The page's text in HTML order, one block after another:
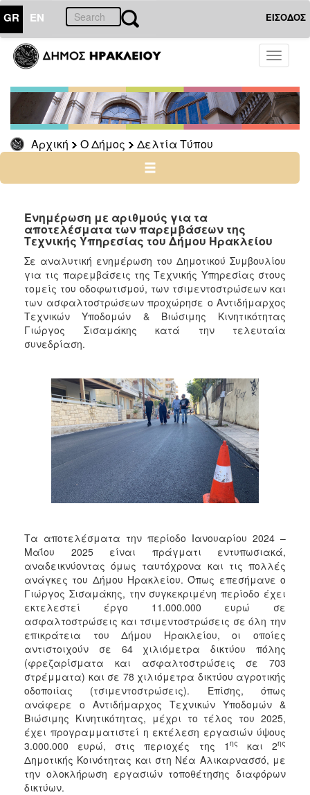
GR EN ΕΙΣΟΔΟΣ
Toggle
Αρχική Ο Δήμος Δελτία Τύπου
ΔΗΜΟΣ
Δελτία
Τύπου
Αρχείο
ΠΟΛΙΤΙΣΜΟΣ
ΑΝΘΕΚΤΙΚΗ
ΠΟΛΗ
Ενημέρωση με αριθμούς για τα
αποτελέσματα των παρεμβάσεων της
Τεχνικής Υπηρεσίας του Δήμου Ηρακλείου
Σε αναλυτική ενημέρωση του Δημοτικού Συμβουλίου
για τις παρεμβάσεις της Τεχνικής Υπηρεσίας στους
τομείς του οδοφωτισμού, των τσιμεντοστρώσεων και
των ασφαλτοστρώσεων προχώρησε ο Αντιδήμαρχος
Τεχνικών Υποδομών & Βιώσιμης Κινητικότητας
Γιώργος Σισαμάκης κατά την τελευταία
συνεδρίαση.
Τα αποτελέσματα την περίοδο Ιανουαρίου 2024 –
Μαΐου 2025 είναι πράγματι εντυπωσιακά,
αναδεικνύοντας όμως ταυτόχρονα και τις πολλές
ανάγκες του Δήμου Ηρακλείου. Όπως επεσήμανε ο
Γιώργος Σισαμάκης, την συγκεκριμένη περίοδο έχει
εκτελεστεί έργο 11.000.000 ευρώ σε
ασφαλτοστρώσεις και τσιμεντοστρώσεις σε όλη την
επικράτεια του Δήμου Ηρακλείου, οι οποίες
αντιστοιχούν σε 64 χιλιόμετρα δικτύου πόλης
(φρεζαρίσματα και ασφαλτοστρώσεις σε 703
στρέμματα) και σε 78 χιλιόμετρα δικτύου αγροτικής
οδοποιίας (τσιμεντοστρώσεις). Επίσης, όπως
ανάφερε ο Αντιδήμαρχος Τεχνικών Υποδομών &
Βιώσιμης Κινητικότητας, μέχρι το τέλος του 2025,
έχει προγραμματιστεί η εκτέλεση εργασιών ύψους
3.000.000 ευρώ, στις περιοχές της 1 ης και 2ης
Δημοτικής Κοινότητας και στη Νέα Αλικαρνασσό, με
την ολοκλήρωση εργασιών τοποθέτησης διαφόρων
δικτύων.